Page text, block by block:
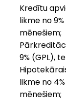
Kredītu
likme no
mēnešiem;
9% (GPL),
likme no
mēnešiem;